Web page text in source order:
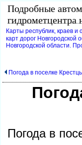
Подробные
идрометцентра
Карты республик, краев и
карт дорог Новгородской
Новгородской области.
Погода в поселке
Погода в